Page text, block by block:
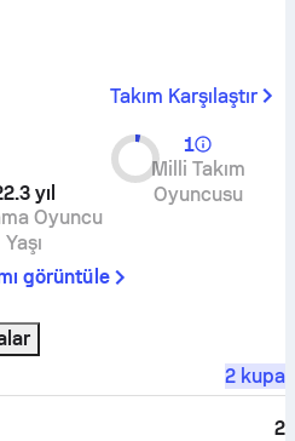
Takım Karşılaştır
yıl
Oyuncu
Yaşı
1
Milli Takım
Oyuncusu
görüntüle
2 kupa
2